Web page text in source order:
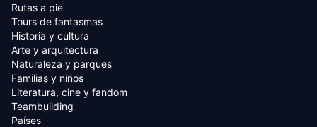
Rutas a pie
Tours de fantasmas
Historia y cultura
Arte y arquitectura
Naturaleza y parques
Familias y niños
Literatura, cine y fandom
Teambuilding
Países